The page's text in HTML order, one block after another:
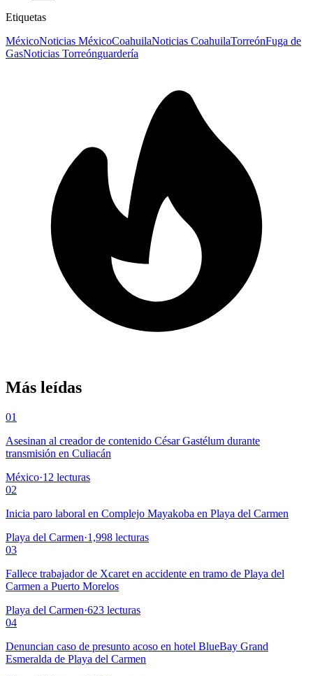
Etiquetas
MéxicoNoticias MéxicoCoahuilaNoticias CoahuilaTorreónFuga de
GasNoticias Torreónguardería
Más leídas
01
Asesinan al creador de contenido César Gastélum durante
transmisión en Culiacán
México·12 lecturas
02
Inicia paro laboral en Complejo Mayakoba en Playa del Carmen
Playa del Carmen·1,998 lecturas
03
Fallece trabajador de Xcaret en accidente en tramo de Playa del
Carmen a Puerto Morelos
Playa del Carmen·623 lecturas
04
Denuncian caso de presunto acoso en hotel BlueBay Grand
Esmeralda de Playa del Carmen